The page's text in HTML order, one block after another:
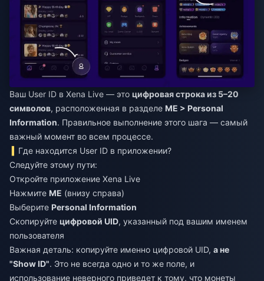
Ваш User ID в Xena Live — это цифровая строка из 5–20
символов, расположенная в разделе ME > Personal
Information. Правильное выполнение этого шага — самый
важный момент во всем процессе.
Где находится User ID в приложении?
Следуйте этому пути:
Откройте приложение Xena Live
Нажмите ME (внизу справа)
Выберите Personal Information
Скопируйте цифровой UID, указанный под вашим именем
пользователя
Важная деталь: копируйте именно цифровой UID, а не
"Show ID". Это не всегда одно и то же поле, и
использование неверного приведет к тому, что монеты